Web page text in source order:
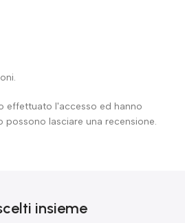
effettuato l'accesso ed hanno
lasciare una recensione.
insieme